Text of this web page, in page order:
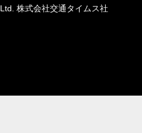
株式会社交通タイムス社